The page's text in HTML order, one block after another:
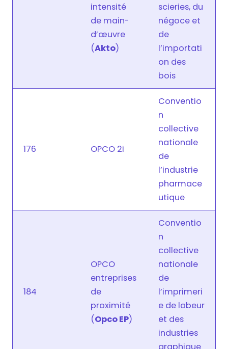
intensité
de main-
d’œuvre
(Akto)
scieries, du
négoce et
de
l’importati
on des
bois
176 OPCO 2i
Conventio
n
collective
nationale
de
l’industrie
pharmace
utique
184
OPCO
entreprises
de
proximité
(Opco EP)
Conventio
n
collective
nationale
de
l’imprimeri
e de labeur
et des
industries